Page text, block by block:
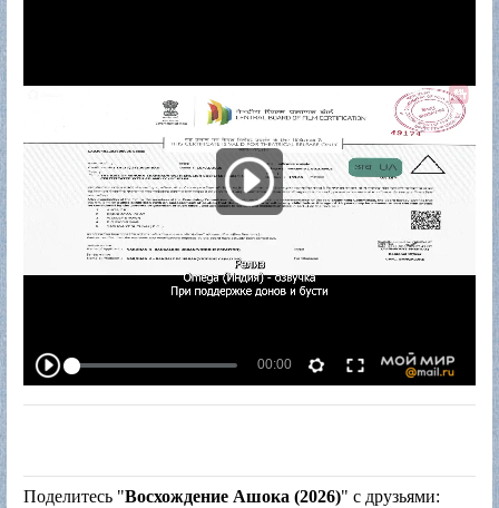
Поделитесь "Восхождение Ашока (2026)" с друзьями: